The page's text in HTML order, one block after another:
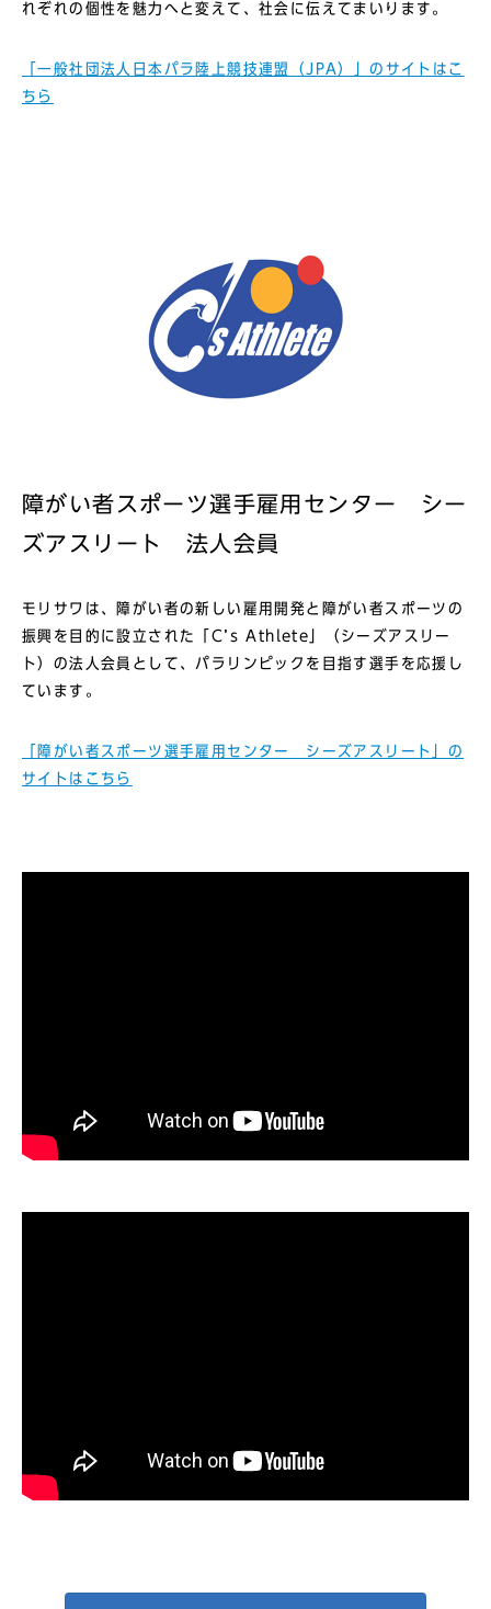
れぞれの個性を魅力へと変えて、社会に伝えてまいります。
「一般社団法人日本パラ陸上競技連盟（JPA）」のサイトはこ
ちら
障がい者スポーツ選手雇用センター シー
ズアスリート 法人会員
モリサワは、障がい者の新しい雇用開発と障がい者スポーツの
振興を目的に設立された「C’s Athlete」（シーズアスリー
ト）の法人会員として、パラリンピックを目指す選手を応援し
ています。
「障がい者スポーツ選手雇用センター シーズアスリート」の
サイトはこちら
モリサワ×シーズアスリート ゴールボール紹介動画
モリサワ×シーズアスリート 車いすテニス紹介動画